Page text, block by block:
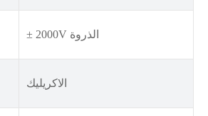
± 2000V الذروة
الاكريليك